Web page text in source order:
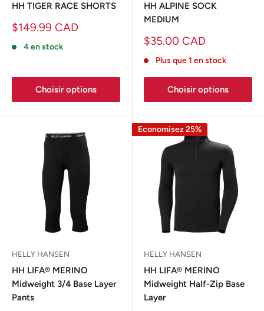
HH TIGER RACE SHORTS
Prix
$149.99 CAD
4 en stock
Choisir options
HH ALPINE SOCK
MEDIUM
Prix
$35.00 CAD
Plus que 1 en stock
Choisir options
HELLY HANSEN
HH LIFA® MERINO
Midweight 3/4 Base Layer
Pants
Economisez 25%
HELLY HANSEN
HH LIFA® MERINO
Midweight Half-Zip Base
Layer